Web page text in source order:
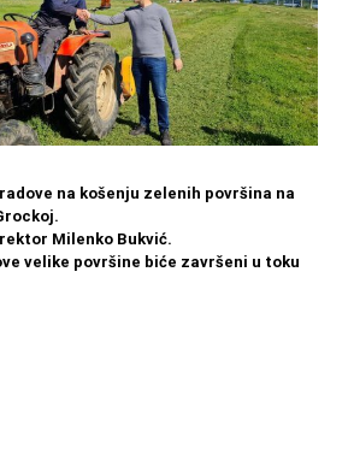
na košenju zelenih površina na
Milenko Bukvić.
velike površine biće završeni u toku